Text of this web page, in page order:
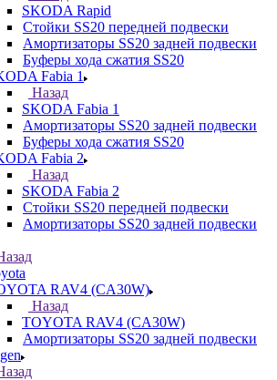
SKODA Rapid
Стойки SS20 передней подвески
Амортизаторы SS20 задней подвески
Буферы хода сжатия SS20
Fabia 1
Назад
SKODA Fabia 1
Амортизаторы SS20 задней подвески
Буферы хода сжатия SS20
Fabia 2
Назад
SKODA Fabia 2
Стойки SS20 передней подвески
Амортизаторы SS20 задней подвески
RAV4 (CA30W)
Назад
TOYOTA RAV4 (CA30W)
Амортизаторы SS20 задней подвески